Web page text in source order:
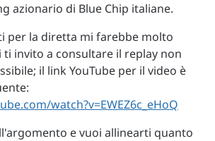
azionario di Blue Chip italiane.
per la diretta mi farebbe molto
invito a consultare il replay non
il link YouTube per il video è
watch?v=EWEZ6c_eHoQ
e vuoi allinearti quanto